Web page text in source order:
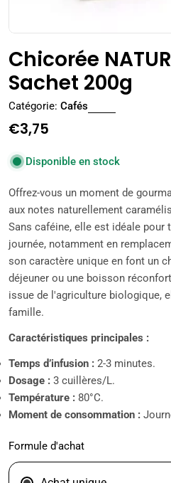
Chicorée
Sachet 200g
Catégorie: Cafés
Prix
régulier
€3,75
Disponible en stock
Offrez-vous un moment de
aux notes naturellement
Sans caféine, elle est idéale pour
journée, notamment en
son caractère unique en font un
déjeuner ou une boisson
issue de l'agriculture biologique,
famille.
Caractéristiques principales :
Temps d’infusion : 2-3 minutes.
Dosage : 3 cuillères/L.
Température : 80°C.
Moment de consommation :
Formule d'achat